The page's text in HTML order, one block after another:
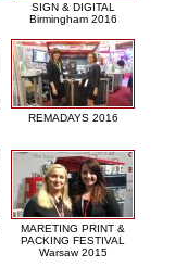
SIGN & DIGITAL
Birmingham 2016
REMADAYS 2016
MARETING PRINT &
PACKING FESTIVAL
Warsaw 2015